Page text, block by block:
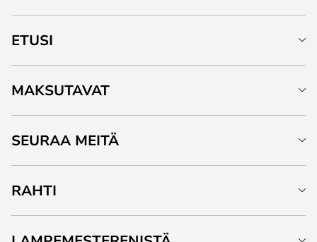
ETUSI
MAKSUTAVAT
SEURAA MEITÄ
RAHTI